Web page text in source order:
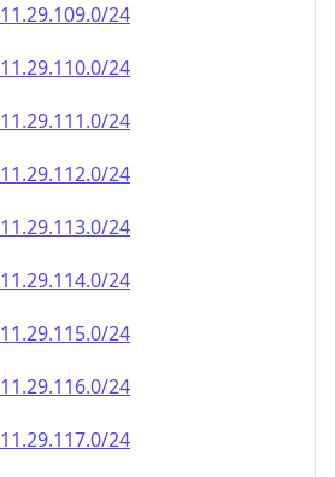
11.29.109.0/24
11.29.110.0/24
11.29.111.0/24
11.29.112.0/24
11.29.113.0/24
11.29.114.0/24
11.29.115.0/24
11.29.116.0/24
11.29.117.0/24